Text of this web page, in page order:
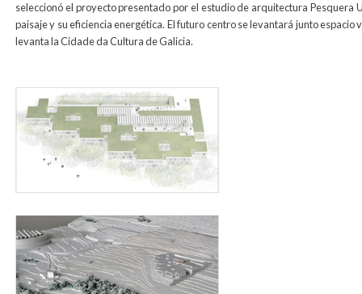
seleccionó el proyecto presentado por el estudio de arquitectura
paisaje y su eficiencia energética. El futuro centro se levantará junto espacio
levanta la Cidade da Cultura de Galicia.
simulacion_incipit_para_web.jpg
maqueta_siuacion_incipit_para_web.jpg